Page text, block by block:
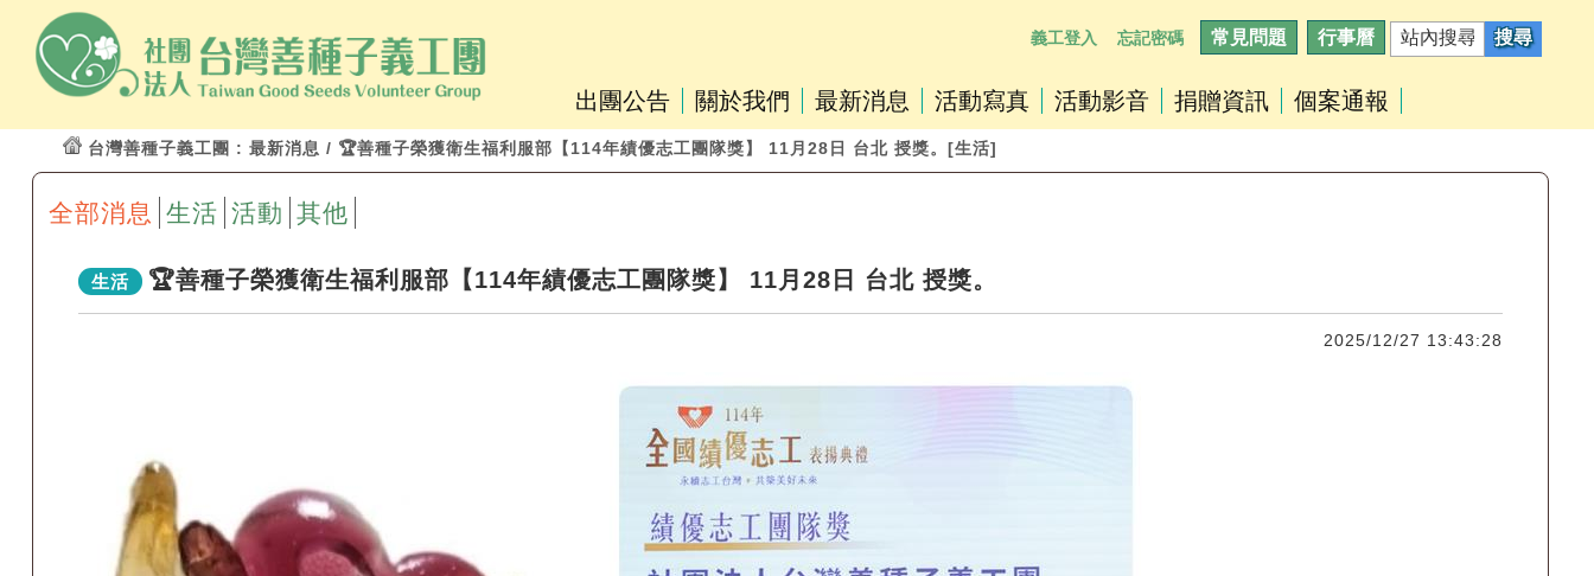
義工登入 忘記密碼 常見問題 行事曆
出團公告 關於我們 最新消息 活動寫真 活動影音 捐贈資訊 個案通報
台灣善種子義工團 : 最新消息 / 🏆善種子榮獲衛生福利服部【114年績優志工團隊獎】 11月28日 台北 授獎。[生活]
全部消息 生活 活動 其他
生活 🏆善種子榮獲衛生福利服部【114年績優志工團隊獎】 11月28日 台北 授獎。
2025/12/27 13:43:28